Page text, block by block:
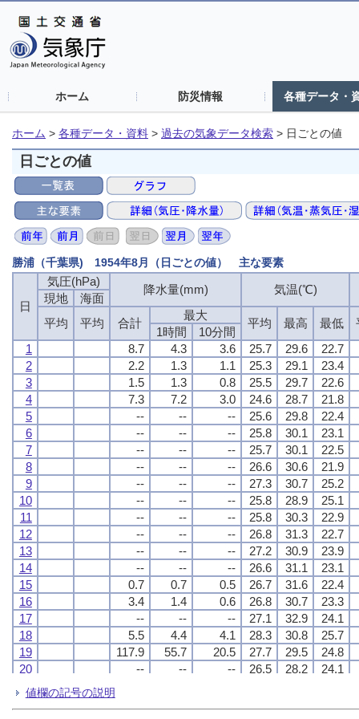
ホーム 防災情報 各種データ・
ホーム > 各種データ・資料 > 過去の気象データ検索 > 日ごとの値
日ごとの値
勝浦（千葉県) 1954年8月（日ごとの値） 主な要素
日
気圧(hPa)
降水量(mm) 気温(℃)
現地
海面
平均
平均 合計
最大
平均 最高 最低
1時間
10分間
1
8.7 4.3 3.6 25.7 29.6
22.7
2
2.2 1.3 1.1 25.3 29.1
23.4
3
1.5 1.3 0.8 25.5 29.7
22.6
4
7.3 7.2 3.0 24.6 28.7
21.8
5
-- -- -- 25.6 29.8
22.4
6
-- -- -- 25.8 30.1
23.1
7
-- -- -- 25.7 30.1
22.5
8
-- -- -- 26.6 30.6
21.9
9
-- -- -- 27.3 30.7
25.2
10
-- -- -- 25.8 28.9
25.1
11
-- -- -- 25.8 30.3
22.9
12
-- -- -- 26.8 31.3
22.7
13
-- -- -- 27.2 30.9
23.9
14
-- -- -- 26.6 31.1
23.1
15
0.7 0.7 0.5 26.7 31.6
22.4
16
3.4 1.4 0.6 26.8 30.7
23.3
17
-- -- -- 27.1 32.9
24.1
18
5.5 4.4 4.1 28.3 30.8
25.7
19
117.9 55.7 20.5 27.7 29.5
24.8
20
-- -- -- 26.5 28.2
24.1
21
22
日
気圧(hPa)
降水量(mm) 気温(℃)
現地
海面
平均
平均 合計
最大
平均 最高 最低
1時間
10分間
1
8.7 4.3 3.6 25.7 29.6
22.7
2
2.2 1.3 1.1 25.3 29.1
23.4
3
1.5 1.3 0.8 25.5 29.7
22.6
4
7.3 7.2 3.0 24.6 28.7
21.8
5
-- -- -- 25.6 29.8
22.4
6
-- -- -- 25.8 30.1
23.1
7
-- -- -- 25.7 30.1
22.5
8
-- -- -- 26.6 30.6
21.9
9
-- -- -- 27.3 30.7
25.2
10
-- -- -- 25.8 28.9
25.1
11
-- -- -- 25.8 30.3
22.9
12
-- -- -- 26.8 31.3
22.7
13
-- -- -- 27.2 30.9
23.9
14
-- -- -- 26.6 31.1
23.1
15
0.7 0.7 0.5 26.7 31.6
22.4
16
3.4 1.4 0.6 26.8 30.7
23.3
17
-- -- -- 27.1 32.9
24.1
18
5.5 4.4 4.1 28.3 30.8
25.7
19
117.9 55.7 20.5 27.7 29.5
24.8
20
-- -- -- 26.5 28.2
24.1
21
22
日
気圧(hPa)
降水量(mm) 気温(℃)
現地
海面
平均
平均 合計
最大
平均 最高 最低
1時間
10分間
1
8.7 4.3 3.6 25.7 29.6
22.7
2
2.2 1.3 1.1 25.3 29.1
23.4
3
1.5 1.3 0.8 25.5 29.7
22.6
4
7.3 7.2 3.0 24.6 28.7
21.8
5
-- -- -- 25.6 29.8
22.4
6
-- -- -- 25.8 30.1
23.1
7
-- -- -- 25.7 30.1
22.5
8
-- -- -- 26.6 30.6
21.9
9
-- -- -- 27.3 30.7
25.2
10
-- -- -- 25.8 28.9
25.1
11
-- -- -- 25.8 30.3
22.9
12
-- -- -- 26.8 31.3
22.7
13
-- -- -- 27.2 30.9
23.9
14
-- -- -- 26.6 31.1
23.1
15
0.7 0.7 0.5 26.7 31.6
22.4
16
3.4 1.4 0.6 26.8 30.7
23.3
17
-- -- -- 27.1 32.9
24.1
18
5.5 4.4 4.1 28.3 30.8
25.7
19
117.9 55.7 20.5 27.7 29.5
24.8
20
-- -- -- 26.5 28.2
24.1
21
22
日
気圧(hPa)
降水量(mm) 気温(℃)
現地
海面
平均
平均 合計
最大
平均 最高 最低
1時間
10分間
1
8.7 4.3 3.6 25.7 29.6
22.7
2
2.2 1.3 1.1 25.3 29.1
23.4
3
1.5 1.3 0.8 25.5 29.7
22.6
4
7.3 7.2 3.0 24.6 28.7
21.8
5
-- -- -- 25.6 29.8
22.4
6
-- -- -- 25.8 30.1
23.1
7
-- -- -- 25.7 30.1
22.5
8
-- -- -- 26.6 30.6
21.9
9
-- -- -- 27.3 30.7
25.2
10
-- -- -- 25.8 28.9
25.1
11
-- -- -- 25.8 30.3
22.9
12
-- -- -- 26.8 31.3
22.7
13
-- -- -- 27.2 30.9
23.9
14
-- -- -- 26.6 31.1
23.1
15
0.7 0.7 0.5 26.7 31.6
22.4
16
3.4 1.4 0.6 26.8 30.7
23.3
17
-- -- -- 27.1 32.9
24.1
18
5.5 4.4 4.1 28.3 30.8
25.7
19
117.9 55.7 20.5 27.7 29.5
24.8
20
-- -- -- 26.5 28.2
24.1
21
22
値欄の記号の説明